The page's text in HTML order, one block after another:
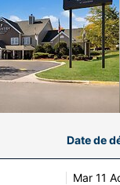
Date de
Mar 11